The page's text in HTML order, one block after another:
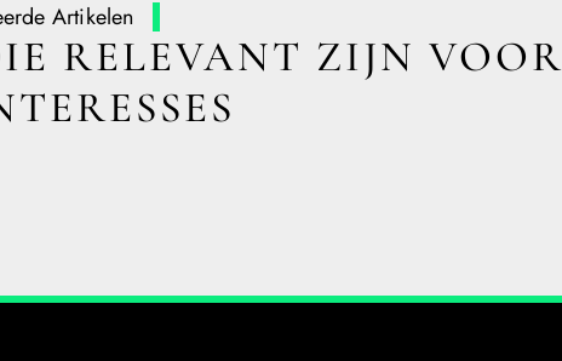
Artikelen
RELEVANT ZIJN VOOR